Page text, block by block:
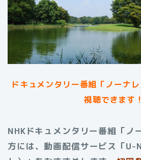
ドキュメンタリー番組「ノーナ
視聴できます！
NHKドキュメンタリー番組「ノ
方には、動画配信サービス「U-